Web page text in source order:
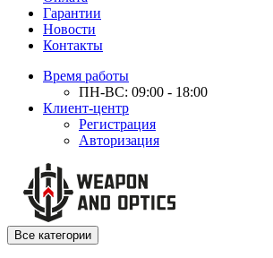
Гарантии
Новости
Контакты
Время работы
ПН-ВС: 09:00 - 18:00
Клиент-центр
Регистрация
Авторизация
Все категории